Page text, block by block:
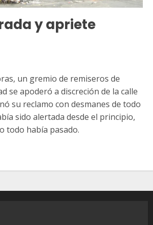
y apriete
un gremio de remiseros de
se apoderó a discreción de la calle
su reclamo con desmanes de todo
sido alertada desde el principio,
todo había pasado.